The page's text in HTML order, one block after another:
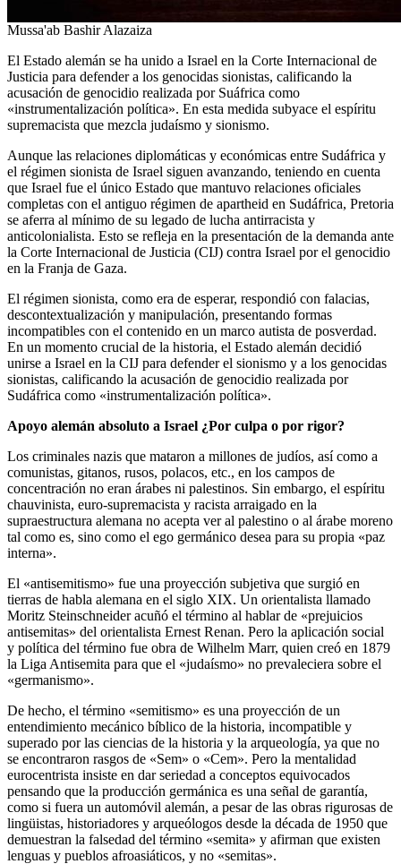
Mussa'ab Bashir Alazaiza
El Estado alemán se ha unido a Israel en la Corte Internacional de
Justicia para defender a los genocidas sionistas, calificando la
acusación de genocidio realizada por Suáfrica como
«instrumentalización política». En esta medida subyace el espíritu
supremacista que mezcla judaísmo y sionismo.
Aunque las relaciones diplomáticas y económicas entre Sudáfrica y
el régimen sionista de Israel siguen avanzando, teniendo en cuenta
que Israel fue el único Estado que mantuvo relaciones oficiales
completas con el antiguo régimen de apartheid en Sudáfrica, Pretoria
se aferra al mínimo de su legado de lucha antirracista y
anticolonialista. Esto se refleja en la presentación de la demanda ante
la Corte Internacional de Justicia (CIJ) contra Israel por el genocidio
en la Franja de Gaza.
El régimen sionista, como era de esperar, respondió con falacias,
descontextualización y manipulación, presentando formas
incompatibles con el contenido en un marco autista de posverdad.
En un momento crucial de la historia, el Estado alemán decidió
unirse a Israel en la CIJ para defender el sionismo y a los genocidas
sionistas, calificando la acusación de genocidio realizada por
Sudáfrica como «instrumentalización política».
Apoyo alemán absoluto a Israel ¿Por culpa o por rigor?
Los criminales nazis que mataron a millones de judíos, así como a
comunistas, gitanos, rusos, polacos, etc., en los campos de
concentración no eran árabes ni palestinos. Sin embargo, el espíritu
chauvinista, euro-supremacista y racista arraigado en la
supraestructura alemana no acepta ver al palestino o al árabe moreno
tal como es, sino como el ego germánico desea para su propia «paz
interna».
El «antisemitismo» fue una proyección subjetiva que surgió en
tierras de habla alemana en el siglo XIX. Un orientalista llamado
Moritz Steinschneider acuñó el término al hablar de «prejuicios
antisemitas» del orientalista Ernest Renan. Pero la aplicación social
y política del término fue obra de Wilhelm Marr, quien creó en 1879
la Liga Antisemita para que el «judaísmo» no prevaleciera sobre el
«germanismo».
De hecho, el término «semitismo» es una proyección de un
entendimiento mecánico bíblico de la historia, incompatible y
superado por las ciencias de la historia y la arqueología, ya que no
se encontraron rasgos de «Sem» o «Cem». Pero la mentalidad
eurocentrista insiste en dar seriedad a conceptos equivocados
pensando que la producción germánica es una señal de garantía,
como si fuera un automóvil alemán, a pesar de las obras rigurosas de
lingüistas, historiadores y arqueólogos desde la década de 1950 que
demuestran la falsedad del término «semita» y afirman que existen
lenguas y pueblos afroasiáticos, y no «semitas».